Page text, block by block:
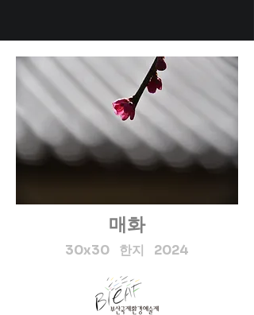
1988년 서예 작품으로 출발해
서 1990년부터는 전각으로 본
격적인 작품 세계를 열기 시작
했다. 박사과정에서 고전문학
을 전공한 인문적 소양 속에 옛
것을 바탕으로 현대적인 시각
을 접목하여 법고창신(法古創
新)하는 길을 걷고 있다. 평면
해석하여 조형예술로 재창조
하며 대중과 평단에 신선한 반
현재 훈민정음 언해본, 시경의
천보 시를 주요 주제로 삼아,
매화
30x30 한지 2024